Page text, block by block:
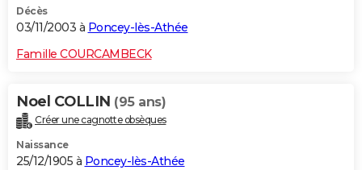
Décès
03/11/2003 à Poncey-lès-Athée
Famille COURCAMBECK
Noel COLLIN (95 ans)
Créer une cagnotte obsèques
Naissance
25/12/1905 à Poncey-lès-Athée